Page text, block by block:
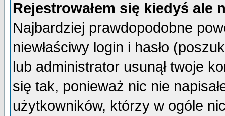
Rejestrowałem się kiedyś ale
Najbardziej prawdopodobne
niewłaściwy login i hasło
lub administrator usunął twoje
się tak, ponieważ nic nie
użytkowników, którzy w ogóle